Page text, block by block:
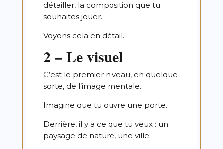
détailler, la composition que tu
souhaites jouer.
Voyons cela en détail.
2 – Le visuel
C’est le premier niveau, en quelque
sorte, de l’image mentale.
Imagine que tu ouvre une porte.
Derrière, il y a ce que tu veux : un
paysage de nature, une ville.